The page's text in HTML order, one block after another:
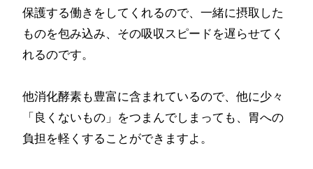
保護する働きをしてくれるので、一緒に摂取した
ものを包み込み、その吸収スピードを遅らせてく
れるのです。
他消化酵素も豊富に含まれているので、他に少々
「良くないもの」をつまんでしまっても、胃への
負担を軽くすることができますよ。